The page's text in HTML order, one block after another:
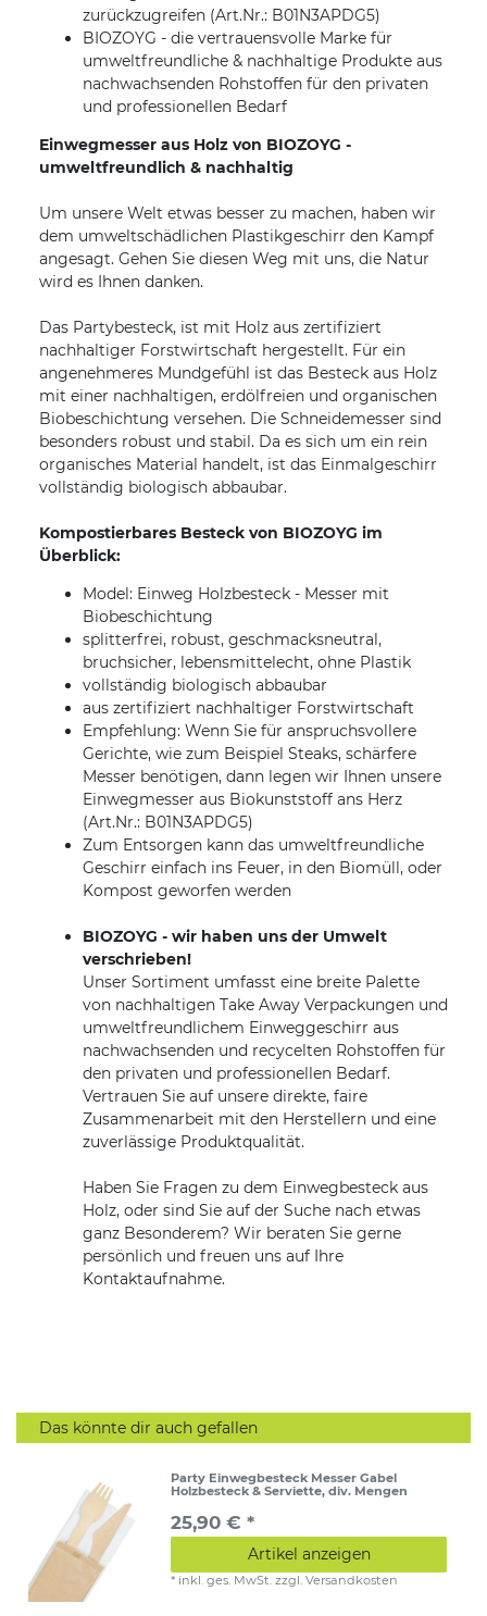
zurückzugreifen (Art.Nr.: B01N3APDG5)
BIOZOYG - die vertrauensvolle Marke für
umweltfreundliche & nachhaltige Produkte aus
nachwachsenden Rohstoffen für den privaten
und professionellen Bedarf
Einwegmesser aus Holz von BIOZOYG -
umweltfreundlich & nachhaltig
Um unsere Welt etwas besser zu machen, haben wir
dem umweltschädlichen Plastikgeschirr den Kampf
angesagt. Gehen Sie diesen Weg mit uns, die Natur
wird es Ihnen danken.
Das Partybesteck, ist mit Holz aus zertifiziert
nachhaltiger Forstwirtschaft hergestellt. Für ein
angenehmeres Mundgefühl ist das Besteck aus Holz
mit einer nachhaltigen, erdölfreien und organischen
Biobeschichtung versehen. Die Schneidemesser sind
besonders robust und stabil. Da es sich um ein rein
organisches Material handelt, ist das Einmalgeschirr
vollständig biologisch abbaubar.
Kompostierbares Besteck von BIOZOYG im
Überblick:
Model: Einweg Holzbesteck - Messer mit
Biobeschichtung
splitterfrei, robust, geschmacksneutral,
bruchsicher, lebensmittelecht, ohne Plastik
vollständig biologisch abbaubar
aus zertifiziert nachhaltiger Forstwirtschaft
Empfehlung: Wenn Sie für anspruchsvollere
Gerichte, wie zum Beispiel Steaks, schärfere
Messer benötigen, dann legen wir Ihnen unsere
Einwegmesser aus Biokunststoff ans Herz
(Art.Nr.: B01N3APDG5)
Zum Entsorgen kann das umweltfreundliche
Geschirr einfach ins Feuer, in den Biomüll, oder
Kompost geworfen werden
BIOZOYG - wir haben uns der Umwelt
verschrieben!
Unser Sortiment umfasst eine breite Palette
von nachhaltigen Take Away Verpackungen und
umweltfreundlichem Einweggeschirr aus
nachwachsenden und recycelten Rohstoffen für
den privaten und professionellen Bedarf.
Vertrauen Sie auf unsere direkte, faire
Zusammenarbeit mit den Herstellern und eine
zuverlässige Produktqualität.
Haben Sie Fragen zu dem Einwegbesteck aus
Holz, oder sind Sie auf der Suche nach etwas
ganz Besonderem? Wir beraten Sie gerne
persönlich und freuen uns auf Ihre
Kontaktaufnahme.
Das könnte dir auch gefallen
Party Einwegbesteck Messer Gabel
Holzbesteck & Serviette, div. Mengen
25,90 € *
Artikel anzeigen
* inkl. ges. MwSt. zzgl.Versandkosten